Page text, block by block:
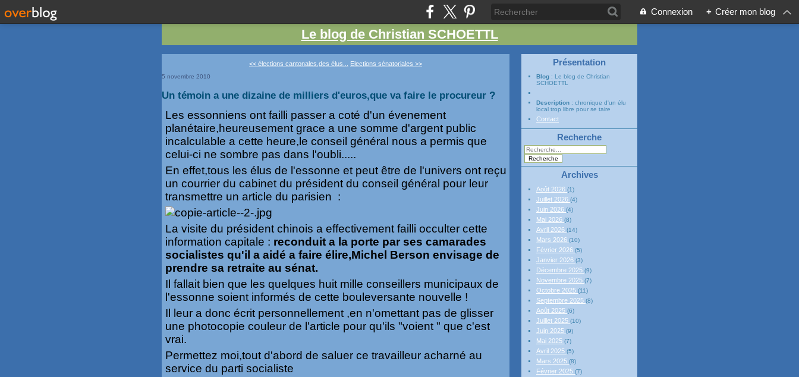
Connexion + Créer mon blog
Le blog de Christian SCHOETTL
<< élections cantonales,des élus... Elections sénatoriales >>
5 novembre 2010
Un témoin a une dizaine de milliers d'euros,que va faire le procureur ?
Les essonniens ont failli passer a coté d'un évenement
planétaire,heureusement grace a une somme d'argent public
incalculable a cette heure,le conseil général nous a permis que
celui-ci ne sombre pas dans l'oubli.....
En effet,tous les élus de l'essonne et peut être de l'univers ont reçu
un courrier du cabinet du président du conseil général pour leur
transmettre un article du parisien :
La visite du président chinois a effectivement failli occulter cette
information capitale : reconduit a la porte par ses camarades
socialistes qu'il a aidé a faire élire,Michel Berson envisage de
prendre sa retraite au sénat.
Il fallait bien que les quelques huit mille conseillers municipaux de
l'essonne soient informés de cette bouleversante nouvelle !
Il leur a donc écrit personnellement ,en n'omettant pas de glisser
une photocopie couleur de l'article pour qu'ils "voient " que c'est
vrai.
Permettez moi,tout d'abord de saluer ce travailleur acharné au
service du parti socialiste
Présentation
Blog : Le blog de Christian
SCHOETTL
Description : chronique d'un élu
local trop libre pour se taire
Contact
Recherche
Archives
Août 2026 (1)
Juillet 2026 (4)
Juin 2026 (4)
Mai 2026 (8)
Avril 2026 (14)
Mars 2026 (10)
Février 2026 (5)
Janvier 2026 (3)
Décembre 2025 (9)
Novembre 2025 (7)
Octobre 2025 (11)
Septembre 2025 (8)
Août 2025 (6)
Juillet 2025 (10)
Juin 2025 (9)
Mai 2025 (7)
Avril 2025 (5)
Mars 2025 (8)
Février 2025 (7)